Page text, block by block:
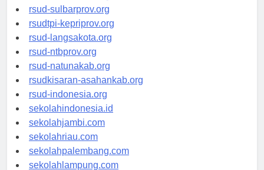
rsud-brebeskab.org
rsud-sulbarprov.org
rsudtpi-kepriprov.org
rsud-langsakota.org
rsud-ntbprov.org
rsud-natunakab.org
rsudkisaran-asahankab.org
rsud-indonesia.org
sekolahindonesia.id
sekolahjambi.com
sekolahriau.com
sekolahpalembang.com